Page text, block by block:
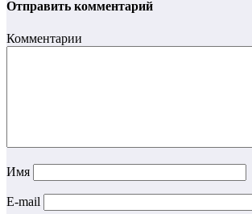
Отправить комментарий
Комментарии
Имя
E-mail